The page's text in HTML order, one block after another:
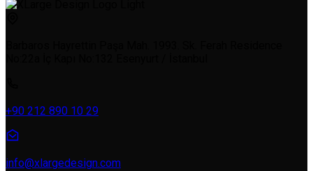
+90 212 890 10 29
info@xlargedesign.com